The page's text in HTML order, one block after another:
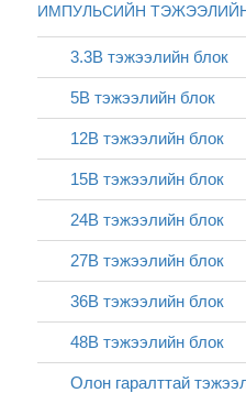
ИМПУЛЬСИЙН
3.3В тэжээлийн блок
5В тэжээлийн блок
12В тэжээлийн блок
15В тэжээлийн блок
24В тэжээлийн блок
27В тэжээлийн блок
36В тэжээлийн блок
48В тэжээлийн блок
Олон гаралттай